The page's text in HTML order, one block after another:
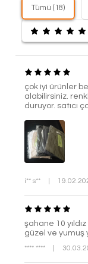
Tümü (18)
çok iyi ürünler
alabilirsiniz.
duruyor. satıcı
i** s**
şahane 10
güzel ve yumuş
**** ****